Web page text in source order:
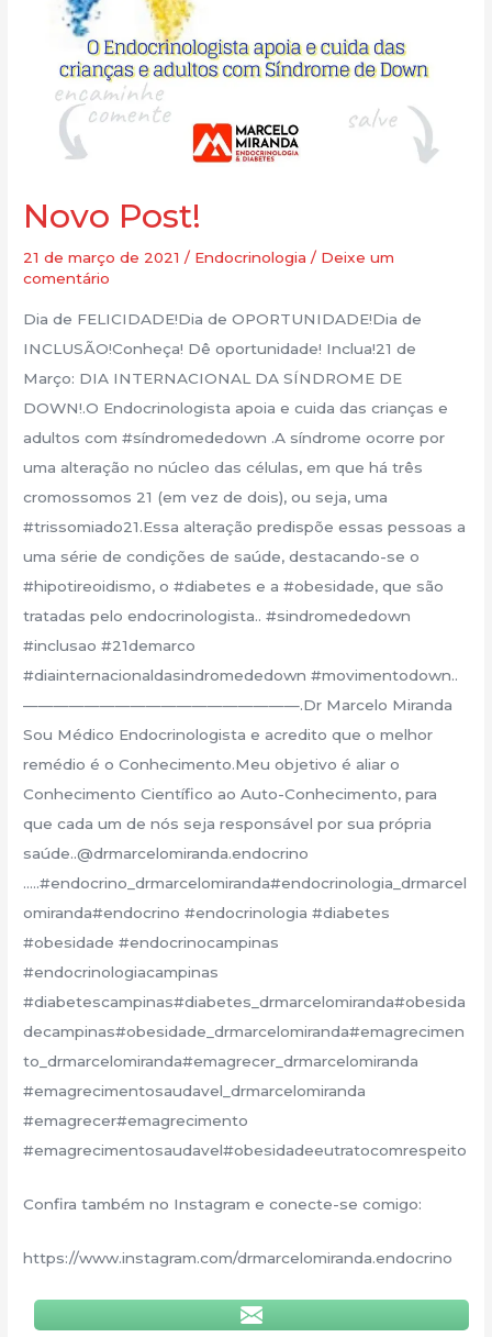
Novo Post!
21 de março de 2021/ Endocrinologia / Deixe um
comentário
Dia de FELICIDADE!Dia de OPORTUNIDADE!Dia de
INCLUSÃO!Conheça! Dê oportunidade! Inclua!21 de
Março: DIA INTERNACIONAL DA SÍNDROME DE
DOWN!.O Endocrinologista apoia e cuida das crianças e
adultos com #síndromededown .A síndrome ocorre por
uma alteração no núcleo das células, em que há três
cromossomos 21 (em vez de dois), ou seja, uma
#trissomiado21.Essa alteração predispõe essas pessoas a
uma série de condições de saúde, destacando-se o
#hipotireoidismo, o #diabetes e a #obesidade, que são
tratadas pelo endocrinologista.. #sindromededown
#inclusao #21demarco
#diainternacionaldasindromededown #movimentodown..
——————————————————.Dr Marcelo Miranda
Sou Médico Endocrinologista e acredito que o melhor
remédio é o Conhecimento.Meu objetivo é aliar o
Conhecimento Científico ao Auto-Conhecimento, para
que cada um de nós seja responsável por sua própria
saúde..@drmarcelomiranda.endocrino
…..#endocrino_drmarcelomiranda#endocrinologia_drmarcel
omiranda#endocrino #endocrinologia #diabetes
#obesidade #endocrinocampinas
#endocrinologiacampinas
#diabetescampinas#diabetes_drmarcelomiranda#obesida
decampinas#obesidade_drmarcelomiranda#emagrecimen
to_drmarcelomiranda#emagrecer_drmarcelomiranda
#emagrecimentosaudavel_drmarcelomiranda
#emagrecer#emagrecimento
#emagrecimentosaudavel#obesidadeeutratocomrespeito
Confira também no Instagram e conecte-se comigo:
https://www.instagram.com/drmarcelomiranda.endocrino